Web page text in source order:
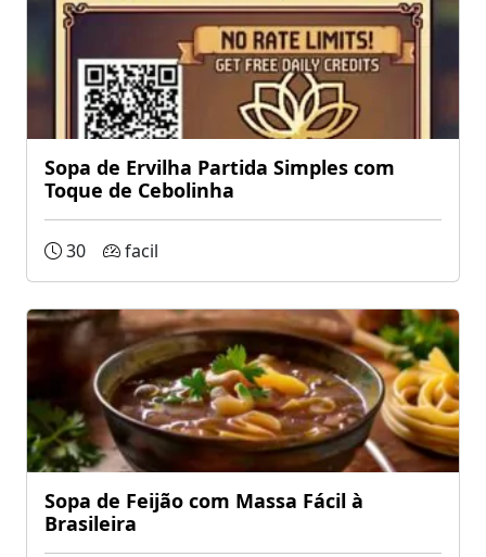
Sopa de Ervilha Partida Simples com
Toque de Cebolinha
30 facil
Sopa de Feijão com Massa Fácil à
Brasileira